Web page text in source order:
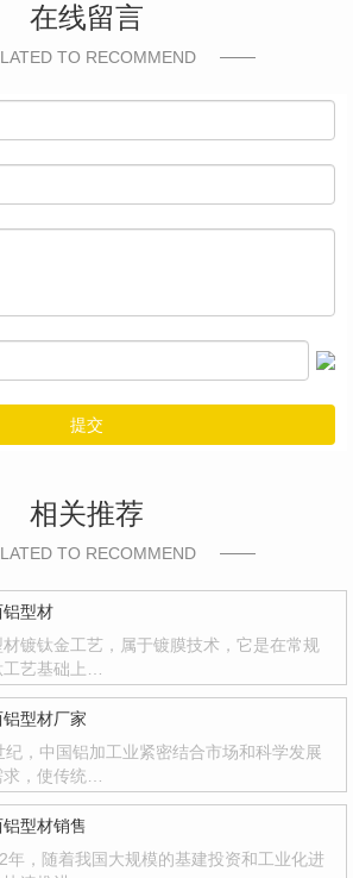
在线留言
TO RECOMMEND
提交
相关推荐
TO RECOMMEND
铝型材
材镀钛金工艺，属于镀膜技术，它是在常规
艺基础上…
铝型材厂家
纪，中国铝加工业紧密结合市场和科学发展
求，使传统…
铝型材销售
年，随着我国大规模的基建投资和工业化进